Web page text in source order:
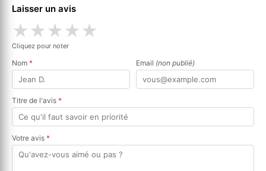
Laisser un avis
★★★★★
Cliquez pour noter
Nom * Email (non publié)
Titre de l'avis *
Votre avis *